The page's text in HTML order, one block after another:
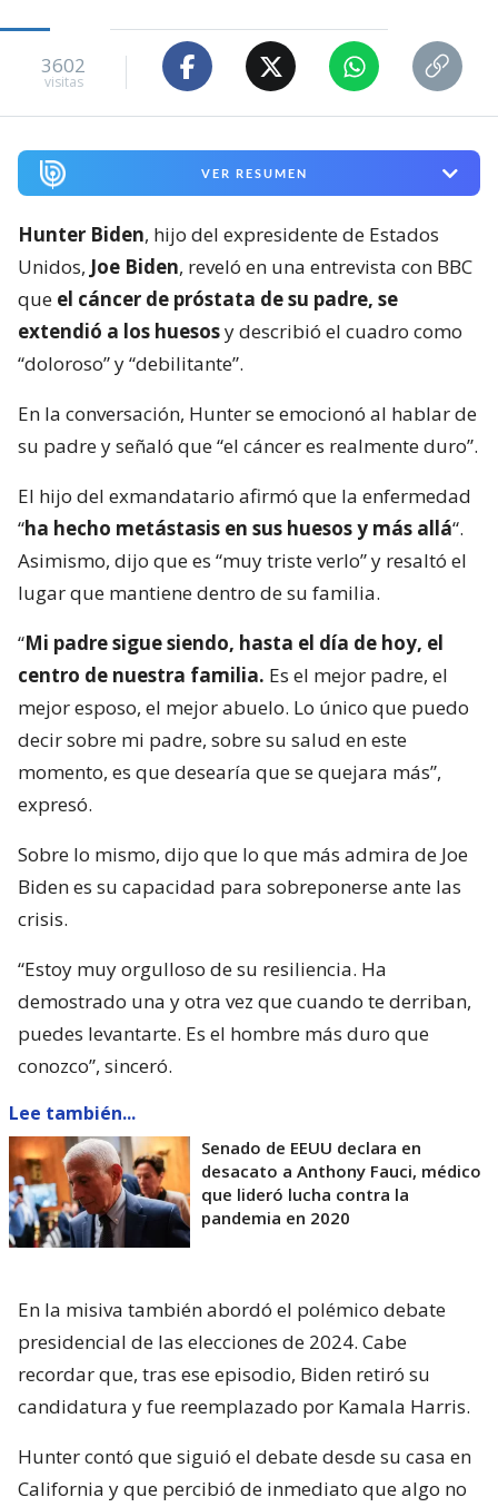
3602
visitas
VER RESUMEN
Hunter Biden, hijo del expresidente de Estados
Unidos, Joe Biden, reveló en una entrevista con BBC
que el cáncer de próstata de su padre, se
extendió a los huesosy describió el cuadro como
“doloroso” y “debilitante”.
En la conversación, Hunter se emocionó al hablar de
su padre y señaló que “el cáncer es realmente duro”.
El hijo del exmandatario afirmó que la enfermedad
“ha hecho metástasis en sus huesos y más allá“.
Asimismo, dijo que es “muy triste verlo” y resaltó el
lugar que mantiene dentro de su familia.
“Mi padre sigue siendo, hasta el día de hoy, el
centro de nuestra familia. Es el mejor padre, el
mejor esposo, el mejor abuelo. Lo único que puedo
decir sobre mi padre, sobre su salud en este
momento, es que desearía que se quejara más”,
expresó.
Sobre lo mismo, dijo que lo que más admira de Joe
Biden es su capacidad para sobreponerse ante las
crisis.
“Estoy muy orgulloso de su resiliencia. Ha
demostrado una y otra vez que cuando te derriban,
puedes levantarte. Es el hombre más duro que
conozco”, sinceró.
Lee también...
Senado de EEUU declara en
desacato a Anthony Fauci, médico
que lideró lucha contra la
pandemia en 2020
En la misiva también abordó el polémico debate
presidencial de las elecciones de 2024. Cabe
recordar que, tras ese episodio, Biden retiró su
candidatura y fue reemplazado por Kamala Harris.
Hunter contó que siguió el debate desde su casa en
California y que percibió de inmediato que algo no